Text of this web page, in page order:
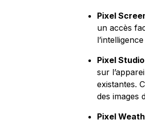
Pixel
un accès
Pixel Studio
sur
existantes.
des images
Pixel